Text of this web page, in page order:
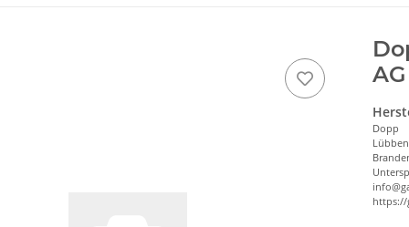
Dopp
https://